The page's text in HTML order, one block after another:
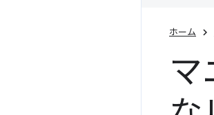
ホーム
マ